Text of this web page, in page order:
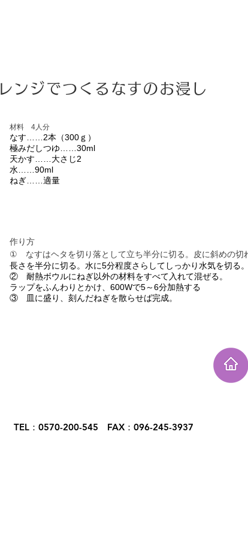
レンジでつくるなすのお浸し
材料 4人分
なす……2本（300ｇ）
極みだしつゆ……30ml
天かす……大さじ2
水……90ml
ねぎ……適量
作り方
① なすはヘタを切り落として立ち半分に切る。皮に斜めの切
長さを半分に切る。水に5分程度さらしてしっかり水気を切る。
② 耐熱ボウルにねぎ以外の材料をすべて入れて混ぜる。
ラップをふんわりとかけ、600Wで5～6分加熱する
③ 皿に盛り、刻んだねぎを散らせば完成。
TEL：0570-200-545 FAX：096-245-3937